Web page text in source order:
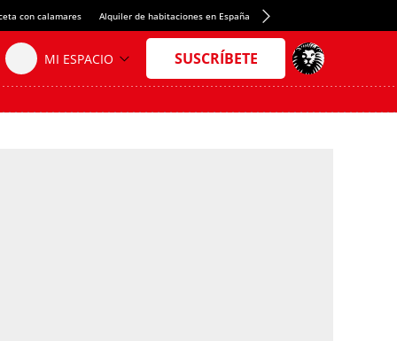
con calamares Alquiler de habitaciones en España Crédito del Spotify Camp Nou